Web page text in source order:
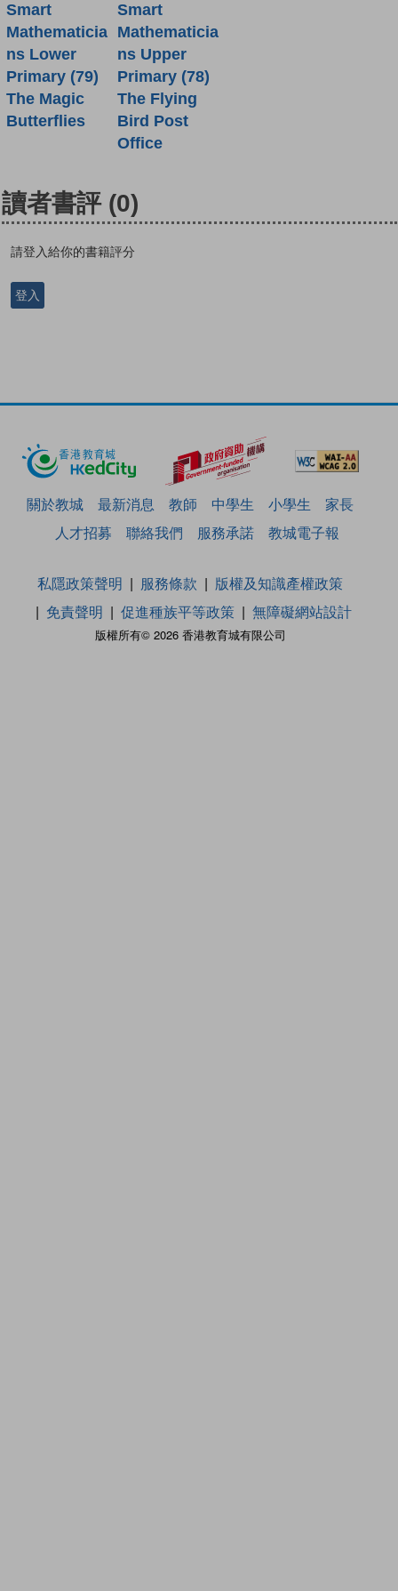
Smart
Mathematicia
ns Lower
Primary (79)
The Magic
Butterflies
Smart
Mathematicia
ns Upper
Primary (78)
The Flying
Bird Post
Office
讀者書評 (0)
請登入給你的書籍評分
登入
關於教城 最新消息 教師 中學生 小學生
家長
人才招募
聯絡我們 服務承諾 教城電子報
版權所有© 2026 香港教育城有限公司
私隱政策聲明 服務條款
版權及知識產權政策
免責聲明
促進種族平等政策 無障礙網站設計